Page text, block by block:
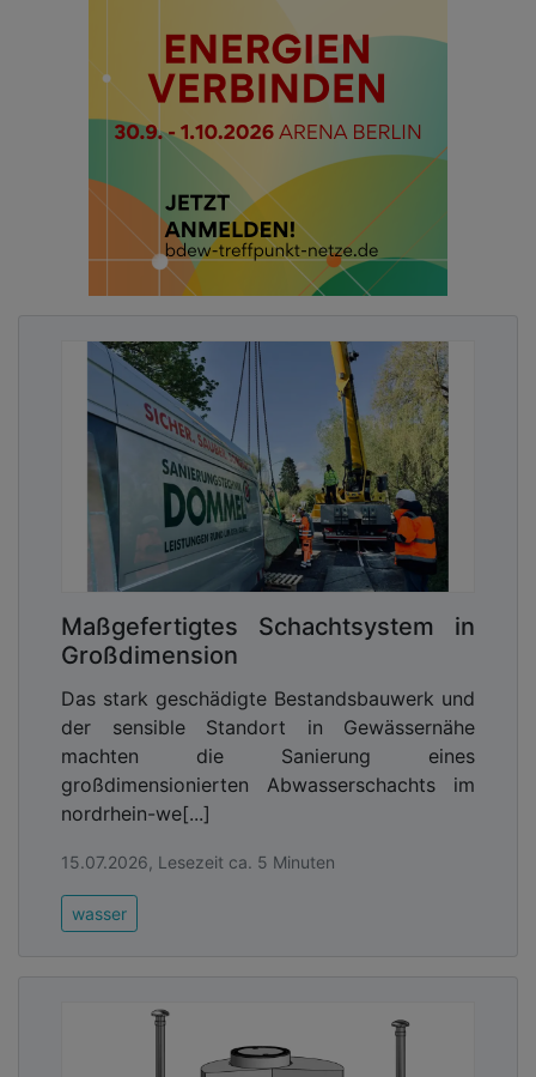
Maßgefertigtes Schachtsystem in
Großdimension
Das stark geschädigte Bestandsbauwerk und
der sensible Standort in Gewässernähe
machten die Sanierung eines
großdimensionierten Abwasserschachts im
nordrhein-we[...]
15.07.2026, Lesezeit ca. 5 Minuten
wasser